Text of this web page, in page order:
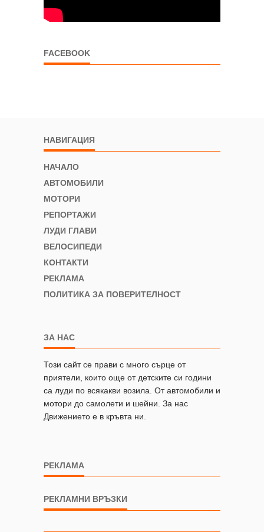
FACEBOOK
НАВИГАЦИЯ
НАЧАЛО
АВТОМОБИЛИ
МОТОРИ
РЕПОРТАЖИ
ЛУДИ ГЛАВИ
ВЕЛОСИПЕДИ
КОНТАКТИ
РЕКЛАМА
ПОЛИТИКА ЗА ПОВЕРИТЕЛНОСТ
ЗА НАС
Този сайт се прави с много сърце от
приятели, които още от детските си години
са луди по всякакви возила. От автомобили и
мотори до самолети и шейни. За нас
Движението е в кръвта ни.
РЕКЛАМА
РЕКЛАМНИ ВРЪЗКИ